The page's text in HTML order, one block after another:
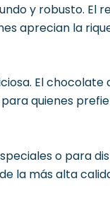
y robusto. El
aprecian la
El chocolate
quienes
o para
la más alta